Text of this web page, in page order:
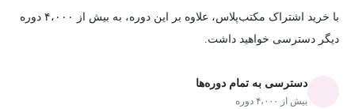
با خرید اشتراک مکتب‌پلاس، علاوه بر این دوره، به بیش از ۴،۰۰۰ دوره
دیگر دسترسی خواهید داشت.
دسترسی به تمام دوره‌ها
بیش از ۴،۰۰۰ دوره